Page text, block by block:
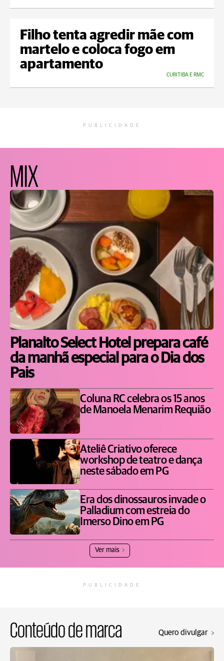
Filho tenta agredir mãe com
martelo e coloca fogo em
apartamento
CURITIBA E RMC
PUBLICIDADE
MIX
Planalto Select Hotel prepara café
da manhã especial para o Dia dos
Pais
Coluna RC celebra os 15 anos
de Manoela Menarim Requião
Ateliê Criativo oferece
workshop de teatro e dança
neste sábado em PG
Era dos dinossauros invade o
Palladium com estreia do
Imerso Dino em PG
Ver mais
PUBLICIDADE
Conteúdo de marca Quero divulgar